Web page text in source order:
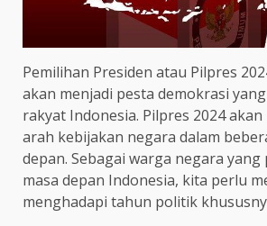
Pemilihan Presiden atau Pilpres
akan menjadi pesta demokrasi
rakyat Indonesia. Pilpres 2024
arah kebijakan negara dalam
depan. Sebagai warga negara yang
masa depan Indonesia, kita perlu
menghadapi tahun politik